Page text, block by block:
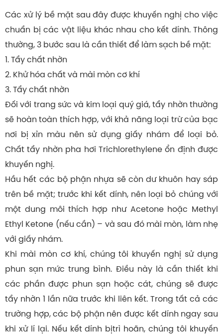
Các xử lý bề mặt sau đây được khuyến nghị cho việc
chuẩn bị các vật liệu khác nhau cho kết dính. Thông
thường, 3 bước sau là cần thiết để làm sạch bề mặt:
1. Tẩy chất nhờn
2. Khử hóa chất và mài mòn cơ khí
3. Tẩy chất nhờn
Đối với trang sức và kim loại quý giá, tẩy nhờn thường
sẽ hoàn toàn thích hợp, với khả năng loại trừ của bạc
nơi bị xỉn màu nên sử dụng giấy nhám để loại bỏ.
Chất tẩy nhờn pha hơi Trichlorethylene ổn định được
khuyến nghị.
Hầu hết các bộ phận nhựa sẽ còn dư khuôn hay sáp
trên bề mặt; trước khi kết dính, nên loại bỏ chúng với
một dung môi thích hợp như Acetone hoặc Methyl
Ethyl Ketone (nếu cần) – và sau đó mài mòn, làm nhẹ
với giấy nhám.
Khi mài mòn cơ khí, chúng tôi khuyến nghị sử dụng
phun sạn mức trung bình. Điều này là cần thiết khi
các phần được phun sạn hoặc cát, chúng sẽ được
tẩy nhờn 1 lần nữa trước khi liên kết. Trong tất cả các
trường hợp, các bộ phận nên được kết dính ngay sau
khi xử lí lại. Nếu kết dính bịtrì hoãn, chúng tôi khuyến